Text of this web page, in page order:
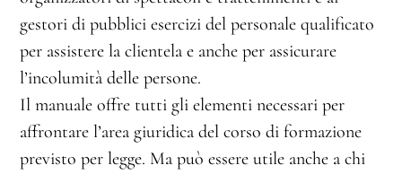
gestori di pubblici esercizi del personale qualificato
per assistere la clientela e anche per assicurare
l’incolumità delle persone.
Il manuale offre tutti gli elementi necessari per
affrontare l’area giuridica del corso di formazione
previsto per legge. Ma può essere utile anche a chi